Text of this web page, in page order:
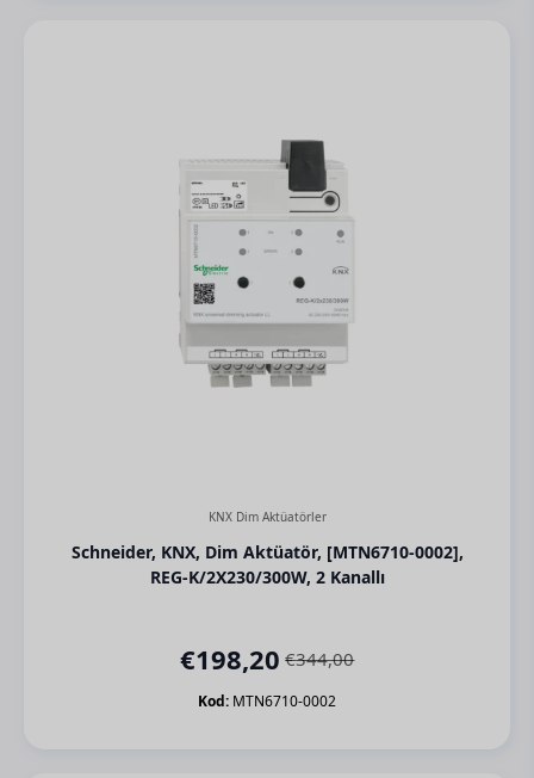
KNX Dim Aktüatörler
Schneider, KNX, Dim Aktüatör, [MTN6710-0002],
REG-K/2X230/300W, 2 Kanallı
€344,00
Orijinal
fiyat:
€198,20Şu
andaki
Kod: MTN6710-0002